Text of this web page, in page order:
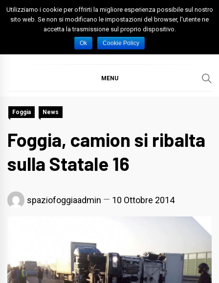
Skip
Spazio Foggia
Foggia News Calcio Eventi e Attività nella Capitanata
MENU
Foggia News
Foggia, camion si ribalta
sulla Statale 16
spaziofoggiaadmin 10 Ottobre 2014
Utilizziamo i cookie per offrirti la migliore esperienza possibile sul nostro
sito web. Se non si modificano le impostazioni del browser, l'utente ne
accetta la trasmissione sul proprio dispositivo.
Ok Cookie Policy